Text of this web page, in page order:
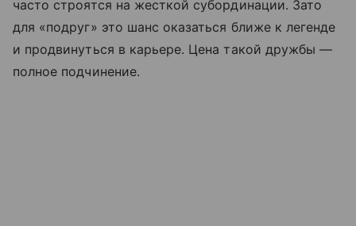
часто строятся на жесткой субординации. Зато
для «подруг» это шанс оказаться ближе к легенде
и продвинуться в карьере. Цена такой дружбы —
полное подчинение.